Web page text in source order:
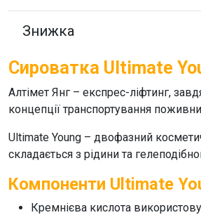
Знижка
Сироватка Ultimate
Алтімет Янг – експрес-ліфтинг,
концепції транспортування
Ultimate Young – двофазний
складається з рідини та
Компоненти Ultimate
Кремнієва кислота